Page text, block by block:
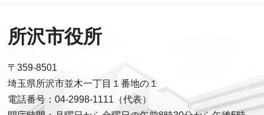
所沢市役所
〒359-8501
埼玉県所沢市並木一丁目１番地の１
電話番号：04-2998-1111（代表）